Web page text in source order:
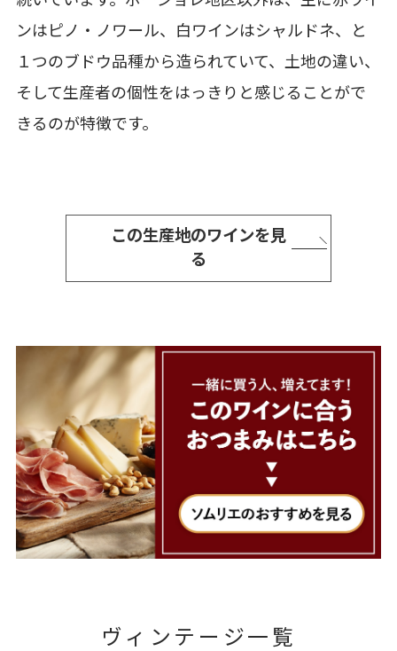
ンはピノ・ノワール、白ワインはシャルドネ、と
１つのブドウ品種から造られていて、土地の違い、
そして生産者の個性をはっきりと感じることがで
きるのが特徴です。
この生産地のワインを見
る
ヴィンテージ一覧